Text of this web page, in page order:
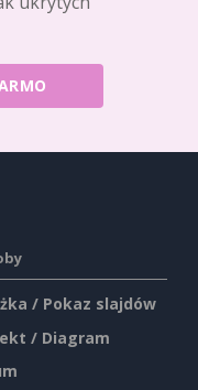
/ Pokaz slajdów
/ Diagram